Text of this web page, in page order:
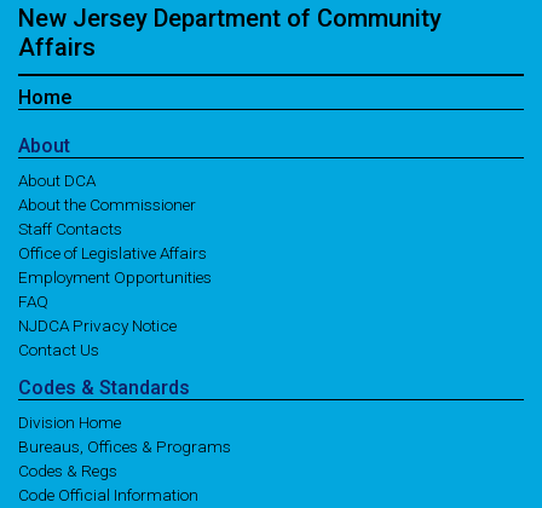
New Jersey Department of Community
Affairs
Home
About
About DCA
About the Commissioner
Staff Contacts
Office of Legislative Affairs
Employment Opportunities
FAQ
NJDCA Privacy Notice
Contact Us
Codes & Standards
Division Home
Bureaus, Offices & Programs
Codes & Regs
Code Official Information